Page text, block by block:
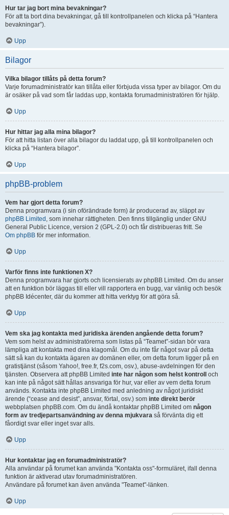
Hur tar jag bort mina bevakningar?
För att ta bort dina bevakningar, gå till kontrollpanelen och klicka på “Hantera
bevakningar”).
Upp
Bilagor
Vilka bilagor tillåts på detta forum?
Varje forumadministratör kan tillåta eller förbjuda vissa typer av bilagor. Om du
är osäker på vad som får laddas upp, kontakta forumadministratören för hjälp.
Upp
Hur hittar jag alla mina bilagor?
För att hitta listan över alla bilagor du laddat upp, gå till kontrollpanelen och
klicka på “Hantera bilagor”.
Upp
phpBB-problem
Vem har gjort detta forum?
Denna programvara (i sin oförändrade form) är producerad av, släppt av
phpBB Limited , som innehar rättigheten. Den finns tillgänglig under GNU
General Public Licence, version 2 (GPL-2.0) och får distribueras fritt. Se
Om phpBB för mer information.
Upp
Varför finns inte funktionen X?
Denna programvara har gjorts och licensierats av phpBB Limited. Om du anser
att en funktion bör läggas till eller vill rapportera en bugg, var vänlig och besök
phpBB Idécenter, där du kommer att hitta verktyg för att göra så.
Upp
Vem ska jag kontakta med juridiska ärenden angående detta forum?
Vem som helst av administratörerna som listas på “Teamet”-sidan bör vara
lämpliga att kontakta med dina klagomål. Om du inte får något svar på detta
sätt så kan du kontakta ägaren av domänen eller, om detta forum ligger på en
gratistjänst (såsom Yahoo!, free.fr, f2s.com, osv.), abuse-avdelningen för den
tjänsten. Observera att phpBB Limited inte har någon som helst kontroll
och
kan inte på något sätt hållas ansvariga för hur, var eller av vem detta forum
används. Kontakta inte phpBB Limited med anledning av något juridiskt
ärende (“cease and desist”, ansvar, förtal, osv.) som inte direkt berör
webbplatsen phpBB.com. Om du ändå kontaktar phpBB Limited om någon
form av tredjepartsanvändning av denna mjukvara så förvänta dig ett
fåordigt svar eller inget svar alls.
Upp
Hur kontaktar jag en forumadministratör?
Alla användar på forumet kan använda "Kontakta oss"-formuläret, ifall denna
funktion är aktiverad utav forumadministratören.
Användare på forumet kan även använda "Teamet"-länken.
Upp